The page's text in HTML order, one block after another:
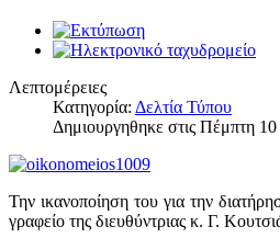
Λεπτομέρειες
Κατηγορία: Δελτία Τύπου
Δημιουργηθηκε στις Πέμπτη
Την ικανοποίηση του για την
γραφείο της διευθύντριας κ. Γ.